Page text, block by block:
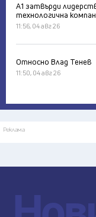
А1 затвърди
технологична
11:56, 04 авг 26
Относно Влад Тенев
11:50, 04 авг 26
Реклама